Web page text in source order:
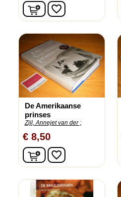
In winkelwagen
favorite_border
De Amerikaanse
prinses
Zijl, Annejet van der ;
€ 8,50
In winkelwagen
favorite_border